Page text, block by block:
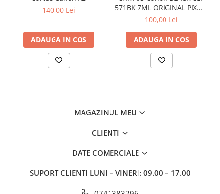
140,00 Lei
ADAUGA IN COS
571BK 7ML ORIGINAL PIXMA
MG6850
100,00 Lei
ADAUGA IN COS
MAGAZINUL MEU
CLIENTI
DATE COMERCIALE
SUPORT CLIENTI LUNI – VINERI: 09.00 – 17.00